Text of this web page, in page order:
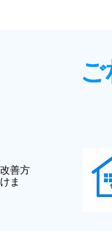
善方
ま